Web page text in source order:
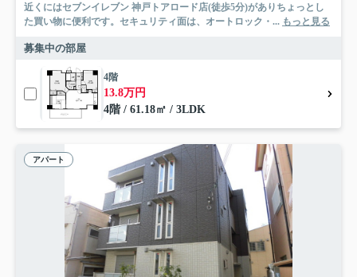
近くにはセブンイレブン 神戸トアロード店(徒歩5分)がありちょっとし
た買い物に便利です。セキュリティ面は、オートロック・... もっと見る
募集中の部屋
4階
13.8万円
4階 / 61.18㎡ / 3LDK
アパート